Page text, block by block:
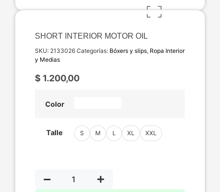
SHORT INTERIOR MOTOR OIL
SKU: 2133026 Categorías: Bóxers y slips, Ropa Interior
y Medias
$ 1.200,00
Color
Talle S M L XL XXL